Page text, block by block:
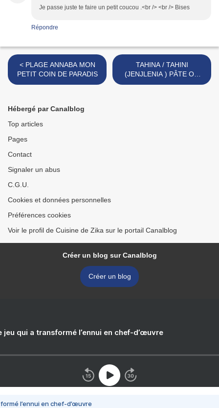
Je passe juste te faire un petit coucou .<br /> <br /> Bises
Répondre
< PLAGE ANNABA MON
PETIT COIN DE PARADIS
TAHINA / TAHINI
(JENJLENIA ) PÂTE OU
CRÈME DE SÉSAME >
Hébergé par Canalblog
Top articles
Pages
Contact
Signaler un abus
C.G.U.
Cookies et données personnelles
Préférences cookies
Voir le profil de Cuisine de Zika sur le portail Canalblog
Créer un blog sur Canalblog
Créer un blog
jeu qui a transformé l’ennui en chef-d’œuvre
l’ennui en chef-d’œuvre